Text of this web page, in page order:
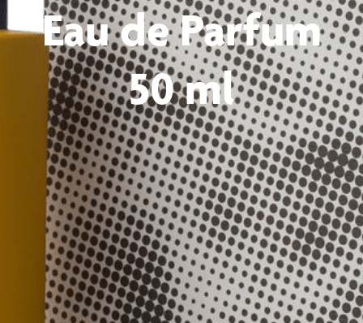
Eau de Parfum
50 ml